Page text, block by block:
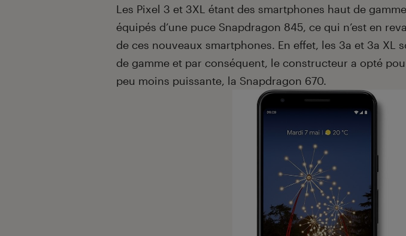
Les Pixel 3 et 3XL étant des smartphones haut de
équipés d’une puce Snapdragon 845, ce qui n’est en
de ces nouveaux smartphones. En effet, les 3a et 3a XL
de gamme et par conséquent, le constructeur a opté
peu moins puissante, la Snapdragon 670.